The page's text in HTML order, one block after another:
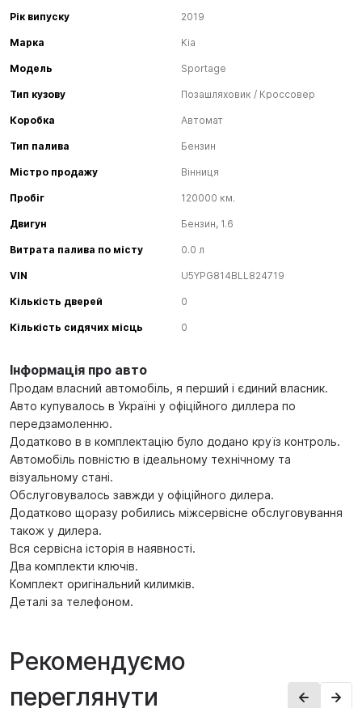
Інформація про авто
Продам власний автомобіль, я перший і єдиний власник.
Авто купувалось в Україні у офіційного диллера по
передзамоленню.
Додатково в в комплектацію було додано круїз контроль.
Автомобіль повністю в ідеальному технічному та
візуальному стані.
Обслуговувалось завжди у офіційного дилера.
Додатково щоразу робились міжсервісне обслуговування
також у дилера.
Вся сервісна історія в наявності.
Два комплекти ключів.
Комплект оригінальний килимків.
Деталі за телефоном.
Рік випуску 2019
Марка Kia
Модель Sportage
Тип кузову Позашляховик / Кроссовер
Коробка Автомат
Тип палива Бензин
Містро продажу Вінниця
Пробіг 120000 км.
Двигун Бензин, 1.6
Витрата палива по місту 0.0 л
VIN U5YPG814BLL824719
Кількість дверей 0
Кількість сидячих місць 0
Рекомендуємо
переглянути